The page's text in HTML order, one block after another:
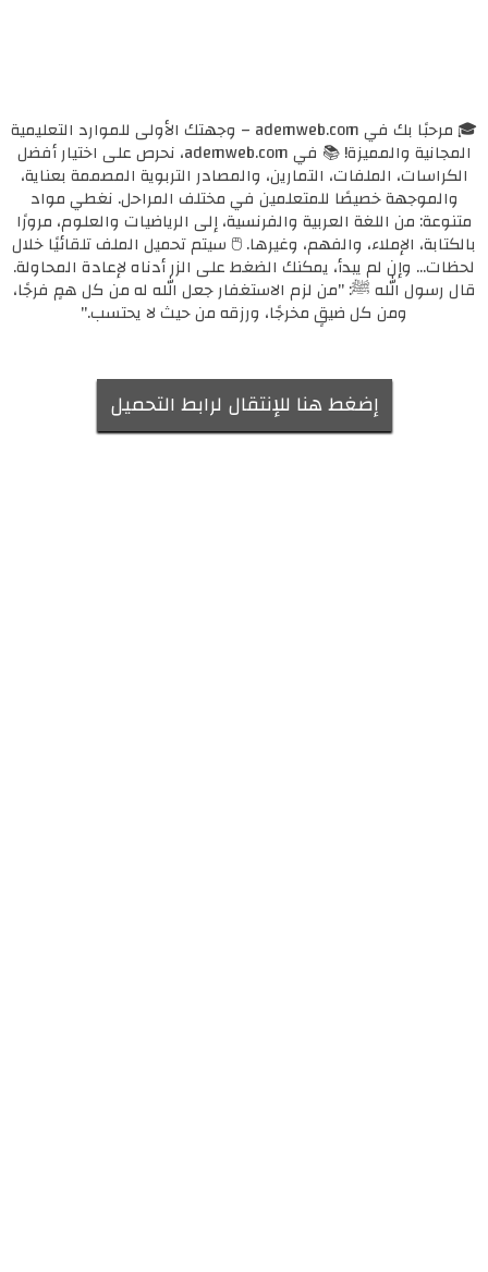
🎓 مرحبًا بك في ademweb.com – وجهتك الأولى للموارد التعليمية
المجانية والمميزة! 📚 في ademweb.com، نحرص على اختيار أفضل
الكراسات، الملفات، التمارين، والمصادر التربوية المصممة بعناية،
والموجهة خصيصًا للمتعلمين في مختلف المراحل. نغطي مواد
متنوعة: من اللغة العربية والفرنسية، إلى الرياضيات والعلوم، مرورًا
بالكتابة، الإملاء، والفهم، وغيرها. 🖱️ سيتم تحميل الملف تلقائيًا خلال
لحظات... وإن لم يبدأ، يمكنك الضغط على الزر أدناه لإعادة المحاولة.
قال رسول الله ﷺ: "من لزم الاستغفار جعل الله له من كل همٍ فرجًا،
ومن كل ضيقٍ مخرجًا، ورزقه من حيث لا يحتسب."
إضغط هنا للإنتقال لرابط التحميل